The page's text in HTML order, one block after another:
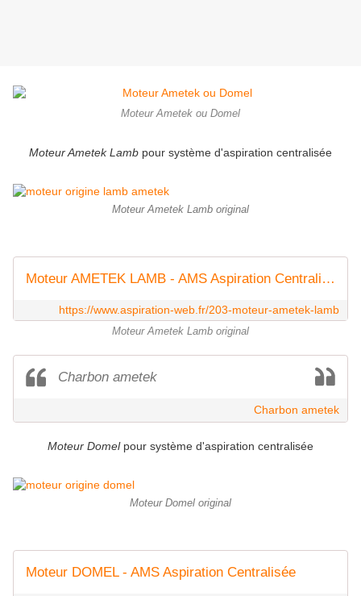
Moteur Ametek ou Domel
Moteur Ametek Lamb pour système d'aspiration centralisée
Moteur Ametek Lamb original
Moteur AMETEK LAMB - AMS Aspiration Centralisée
https://www.aspiration-web.fr/203-moteur-ametek-lamb
Moteur Ametek Lamb original
Charbon ametek
Charbon ametek
Moteur Domelpour système d'aspiration centralisée
Moteur Domel original
Moteur DOMEL - AMS Aspiration Centralisée